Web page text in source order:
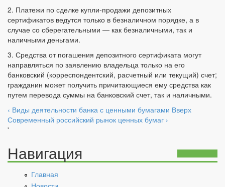
2. Платежи по сделке купли-продажи депозитных
сертификатов ведутся только в безналичном порядке, а в
случае со сберегательными — как безналичными, так и
наличными деньгами.
3. Средства от погашения депозитного сертификата могут
направляться по заявлению владельца только на его
банковский (корреспондентский, расчетный или текущий) счет;
гражданин может получить причитающиеся ему средства как
путем перевода суммы на банковский счет, так и наличными.
‹ Виды деятельности банка с ценными бумагами Вверх
Современный российский рынок ценных бумаг ›
'
Навигация
Главная